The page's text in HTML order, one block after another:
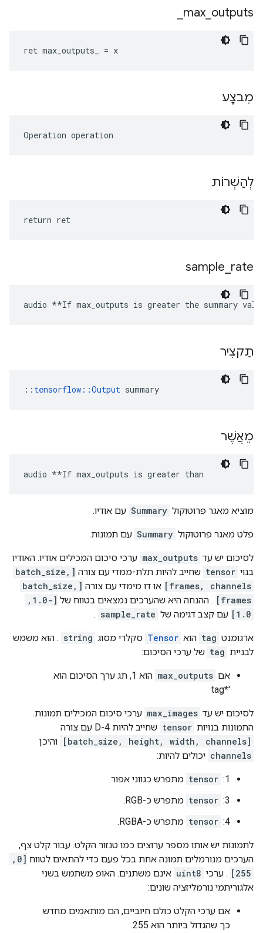
max outputs
ret max_outputs_ = x
מִבצָע
Operation operation
לְהַשְׁרוֹת
return ret
sample rate
audio **If max_outputs is greater the summary
תַקצִיר
:: tensorflow::Output summary
מֵאֲשֶׁר
audio **If max_outputs is greater than
מוציא מאגר פרוטוקול Summary עם אודיו.
פלט מאגר פרוטוקול Summary עם תמונות.
לסיכום יש עד max_outputs ערכי סיכום המכילים אודיו. האודיו
בנוי tensor שחייב להיות תלת-ממדי עם צורה
[batch_size,
frames, channels]
או דו מימדי עם צורה
[batch_size,
frames]
. ההנחה היא שהערכים נמצאים בטווח של
[-1.0,
1.0]
עם קצב דגימה של sample_rate
.
ארגומנט tag הוא Tensor סקלרי מסוג string . הוא משמש
לבניית tag של ערכי הסיכום:
אם max_outputs
הוא 1, תג ערך הסיכום הוא
'*tag
לסיכום יש עד max_images ערכי סיכום המכילים תמונות.
התמונות בנויות tensor שחייב להיות 4-D עם צורה
[batch_size, height, width, channels]
והיכן
channels יכולים להיות:
1:
tensor מתפרש כגווני אפור.
3:
tensor מתפרש כ-RGB.
4:
tensor מתפרש כ-RGBA.
לתמונות יש אותו מספר ערוצים כמו טנזור הקלט. עבור קלט צף,
הערכים מנורמלים תמונה אחת בכל פעם כדי להתאים לטווח
[0,
255]
. ערכי uint8 אינם משתנים. האופ משתמש בשני
אלגוריתמי נורמליזציה שונים:
אם ערכי הקלט כולם חיוביים, הם מותאמים מחדש
כך שהגדול ביותר הוא 255.